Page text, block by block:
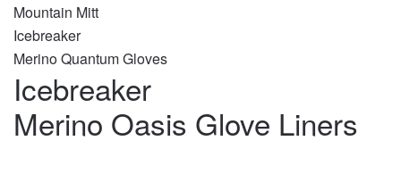
Mountain Mitt
Icebreaker
Merino Quantum Gloves
Icebreaker
Merino Oasis Glove Liners